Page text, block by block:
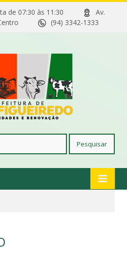
de 07:30 às 11:30
Av.
Centro
(94) 3342-1333